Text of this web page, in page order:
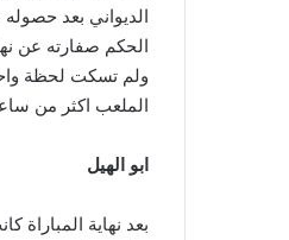
الديواني بعد
الحكم صفارته عن
ولم تسكت لحظة
الملعب اكثر من
ابو الهيل
بعد نهاية المباراة